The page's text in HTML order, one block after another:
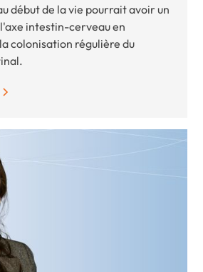
début de la vie pourrait avoir un
intestin-cerveau en
colonisation régulière du